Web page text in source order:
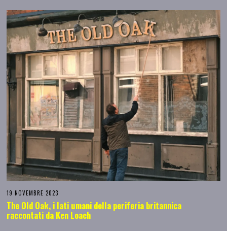
19 NOVEMBRE 2023
The Old Oak, i lati umani della periferia britannica
raccontati da Ken Loach